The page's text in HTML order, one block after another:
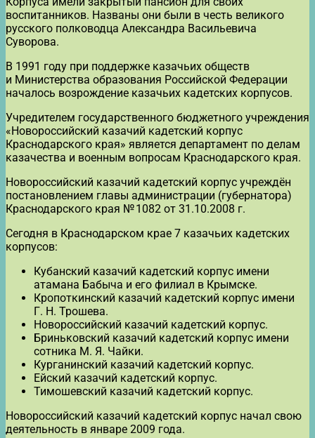
воспитанников. Названы они были в честь великого
русского полководца Александра Васильевича
Суворова.
В 1991 году при поддержке казачьих обществ
и Министерства образования Российской Федерации
началось возрождение казачьих кадетских корпусов.
Учредителем государственного бюджетного учреждения
«Новороссийский казачий кадетский корпус
Краснодарского края» является департамент по делам
казачества и военным вопросам Краснодарского края.
Новороссийский казачий кадетский корпус учреждён
постановлением главы администрации (губернатора)
Краснодарского края № 1082 от 31.10.2008 г.
Сегодня в Краснодарском крае 7 казачьих кадетских
корпусов:
Кубанский казачий кадетский корпус имени
атамана Бабыча и его филиал в Крымске.
Кропоткинский казачий кадетский корпус имени
Г. Н. Трошева.
Новороссийский казачий кадетский корпус.
Бриньковский казачий кадетский корпус имени
сотника М. Я. Чайки.
Курганинский казачий кадетский корпус.
Ейский казачий кадетский корпус.
Тимошевский казачий кадетский корпус.
Новороссийский казачий кадетский корпус начал свою
деятельность в январе 2009 года.